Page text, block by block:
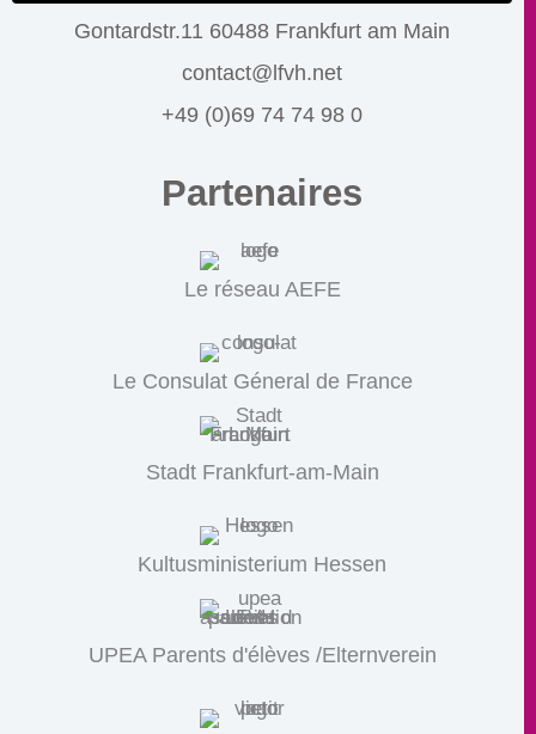
Gontardstr.11 60488 Frankfurt am Main
contact@lfvh.net
+49 (0)69 74 74 98 0
Partenaires
Le réseau AEFE
Le Consulat Géneral de France
Stadt Frankfurt-am-Main
Kultusministerium Hessen
UPEA Parents d'élèves /Elternverein